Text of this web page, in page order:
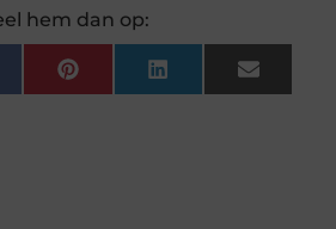
hem dan op:
PinterestLinkedInEmail